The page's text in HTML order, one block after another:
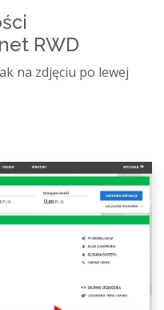
RWD
na zdjęciu po lewej